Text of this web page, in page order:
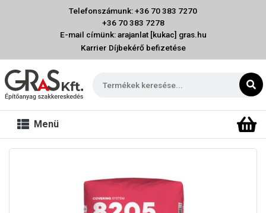
Telefonszámunk: +36 70 383 7270
+36 70 383 7278
E-mail címünk: arajanlat [kukac] gras.hu
Karrier Díjbekérő befizetése
Menü